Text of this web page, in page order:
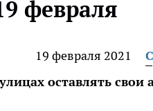
февраля
19 февраля 2021
оставлять свои